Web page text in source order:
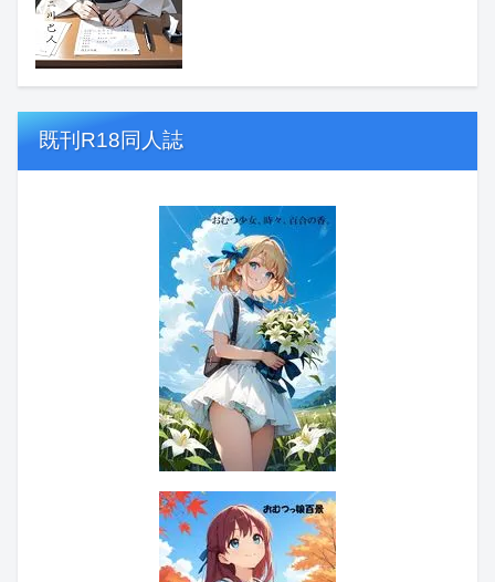
既刊R18同人誌